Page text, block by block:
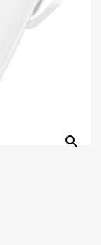
search